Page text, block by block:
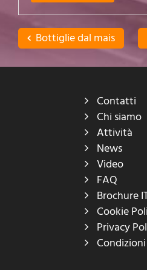
Bottiglie dal mais
Contatti
Chi siamo
Attività
News
Video
FAQ
Brochure
Cookie
Privacy